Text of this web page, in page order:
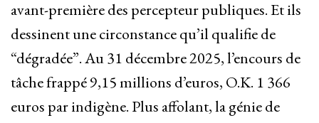
avant-première des percepteur publiques. Et ils
dessinent une circonstance qu’il qualifie de
“dégradée”. Au 31 décembre 2025, l’encours de
tâche frappé 9,15 millions d’euros, O.K. 1 366
euros par indigène. Plus affolant, la génie de